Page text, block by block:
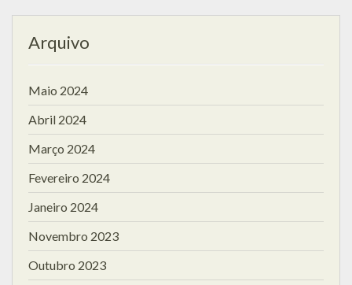
Arquivo
Maio 2024
Abril 2024
Março 2024
Fevereiro 2024
Janeiro 2024
Novembro 2023
Outubro 2023